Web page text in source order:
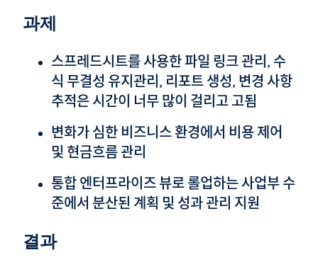
과제
스프레드시트를 사용한 파일 링크 관리, 수
식 무결성 유지관리, 리포트 생성, 변경 사항
추적은 시간이 너무 많이 걸리고 고됨
변화가 심한 비즈니스 환경에서 비용 제어
및 현금흐름 관리
통합 엔터프라이즈 뷰로 롤업하는 사업부 수
준에서 분산된 계획 및 성과 관리 지원
결과